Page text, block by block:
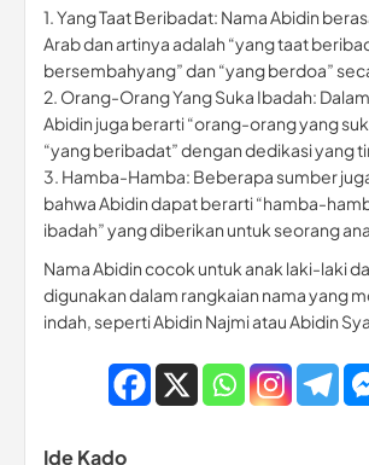
1. Yang Taat Beribadat: Nama Abidin
Arab dan artinya adalah “yang taat
bersembahyang” dan “yang berdoa”
2. Orang-Orang Yang Suka Ibadah:
Abidin juga berarti “orang-orang yang
“yang beribadat” dengan dedikasi yang
3. Hamba-Hamba: Beberapa sumber
bahwa Abidin dapat berarti “hamba-
ibadah” yang diberikan untuk seorang
Nama Abidin cocok untuk anak laki-laki
digunakan dalam rangkaian nama yang
indah, seperti Abidin Najmi atau Abidin
Ide Kado